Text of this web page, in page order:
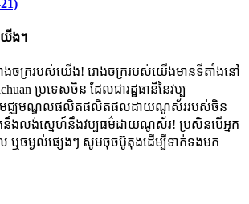
ើង។
ចក្ររបស់យើង! រោងចក្ររបស់យើងមានទីតាំងនៅ
ប្រទេសចិន ដែលជារដ្ឋធានីនៃវប្ប
ជ្ឈមណ្ឌលផលិតផលិតផលដាយណូស័ររបស់ចិន
នឹងលង់ស្នេហ៍នឹងវប្បធម៌ដាយណូស័រ! ប្រសិនបើអ្នក
ចម្ងល់ផ្សេងៗ សូមចុចប៊ូតុងដើម្បីទាក់ទងមក